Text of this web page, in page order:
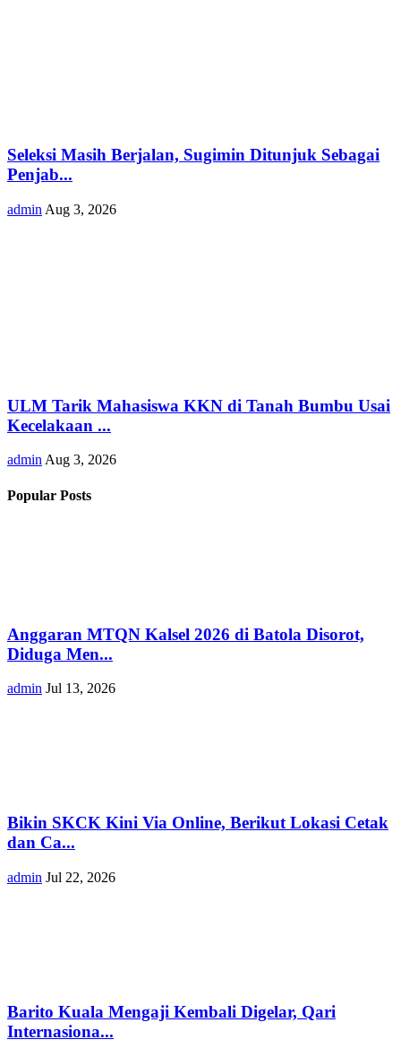
Seleksi Masih Berjalan, Sugimin Ditunjuk Sebagai
Penjab...
admin Aug 3, 2026
ULM Tarik Mahasiswa KKN di Tanah Bumbu Usai
Kecelakaan ...
adminAug 3, 2026
Popular Posts
Anggaran MTQN Kalsel 2026 di Batola Disorot,
Diduga Men...
admin Jul 13, 2026
Bikin SKCK Kini Via Online, Berikut Lokasi Cetak
dan Ca...
admin Jul 22, 2026
Barito Kuala Mengaji Kembali Digelar, Qari
Internasiona...